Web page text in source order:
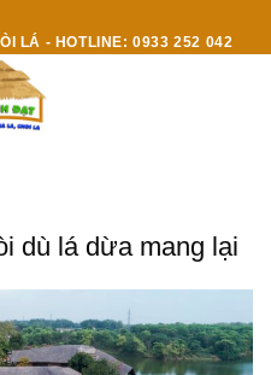
LÁ - HOTLINE: 0933 252 042
dù lá dừa mang lại